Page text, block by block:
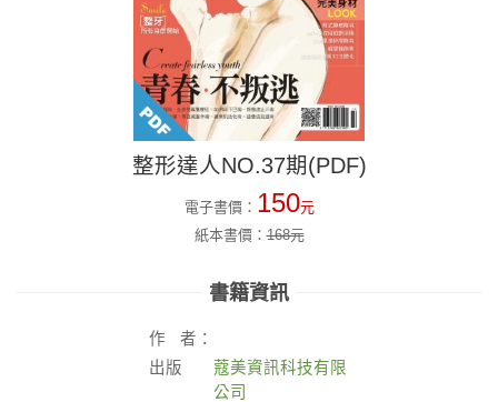
整形達人NO.37期(PDF)
電子書價： 150元
紙本書價：168元
書籍資訊
作
者：
出版
蔻美資訊科技有限
公司